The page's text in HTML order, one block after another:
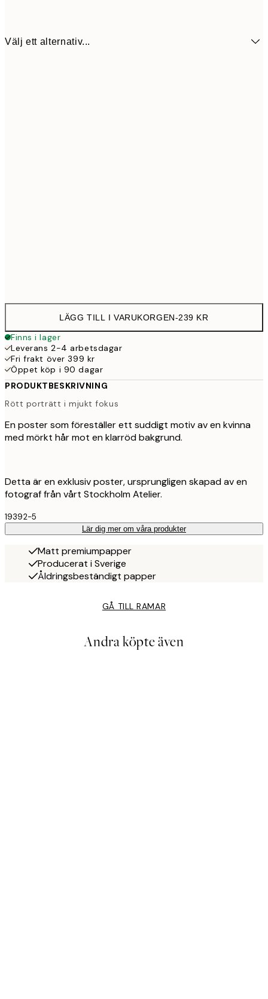
Välj ett alternativ...
LÄGG TILL I VARUKORGEN-239 KR
Finns i lager
Leverans 2-4 arbetsdagar
Fri frakt över 399 kr
Öppet köp i 90 dagar
PRODUKTBESKRIVNING
Rött porträtt i mjukt fokus
En poster som föreställer ett suddigt motiv av en kvinna
med mörkt hår mot en klarröd bakgrund.
Detta är en exklusiv poster, ursprungligen skapad av en
fotograf från vårt Stockholm Atelier.
19392-5
Lär dig mer om våra produkter
Matt premiumpapper
Producerat i Sverige
Åldringsbeständigt papper
GÅ TILL RAMAR
Andra köpte även